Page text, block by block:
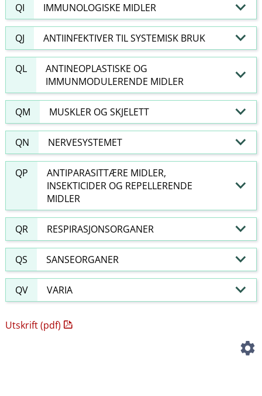
QI IMMUNOLOGISKE MIDLER
QJ ANTIINFEKTIVER TIL SYSTEMISK BRUK
QL
ANTINEOPLASTISKE OG
IMMUNMODULERENDE MIDLER
QM MUSKLER OG SKJELETT
QN NERVESYSTEMET
QP
ANTIPARASITTÆRE MIDLER,
INSEKTICIDER OG REPELLERENDE
MIDLER
QR RESPIRASJONSORGANER
QS SANSEORGANER
QV VARIA
Utskrift (pdf)